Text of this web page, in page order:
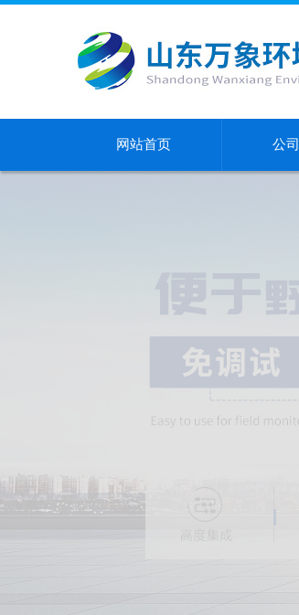
网站首页 公